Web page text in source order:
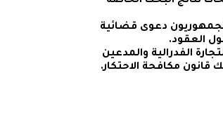
دعوى قضائية
العقود.
الفدرالية والمدعين